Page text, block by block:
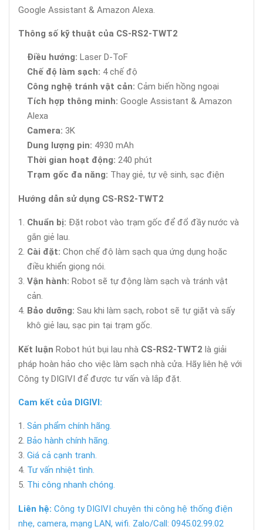
Google Assistant & Amazon Alexa.
Thông số kỹ thuật của CS-RS2-TWT2
Điều hướng: Laser D-ToF
Chế độ làm sạch: 4 chế độ
Công nghệ tránh vật cản: Cảm biến hồng ngoại
Tích hợp thông minh: Google Assistant & Amazon
Alexa
Camera: 3K
Dung lượng pin: 4930 mAh
Thời gian hoạt động: 240 phút
Trạm gốc đa năng: Thay giẻ, tự vệ sinh, sạc điện
Hướng dẫn sử dụng CS-RS2-TWT2
Chuẩn bị: Đặt robot vào trạm gốc để đổ đầy nước và
gắn giẻ lau.
Cài đặt: Chọn chế độ làm sạch qua ứng dụng hoặc
điều khiển giọng nói.
Vận hành: Robot sẽ tự động làm sạch và tránh vật
cản.
Bảo dưỡng: Sau khi làm sạch, robot sẽ tự giặt và sấy
khô giẻ lau, sạc pin tại trạm gốc.
Kết luận Robot hút bụi lau nhà CS-RS2-TWT2 là giải
pháp hoàn hảo cho việc làm sạch nhà cửa. Hãy liên hệ với
Công ty DIGIVI để được tư vấn và lắp đặt.
Cam kết của DIGIVI:
Sản phẩm chính hãng.
Bảo hành chính hãng.
Giá cả cạnh tranh.
Tư vấn nhiệt tình.
Thi công nhanh chóng.
Liên hệ: Công ty DIGIVI chuyên thi công hệ thống điện
nhẹ, camera, mạng LAN, wifi. Zalo/Call: 0945.02.99.02